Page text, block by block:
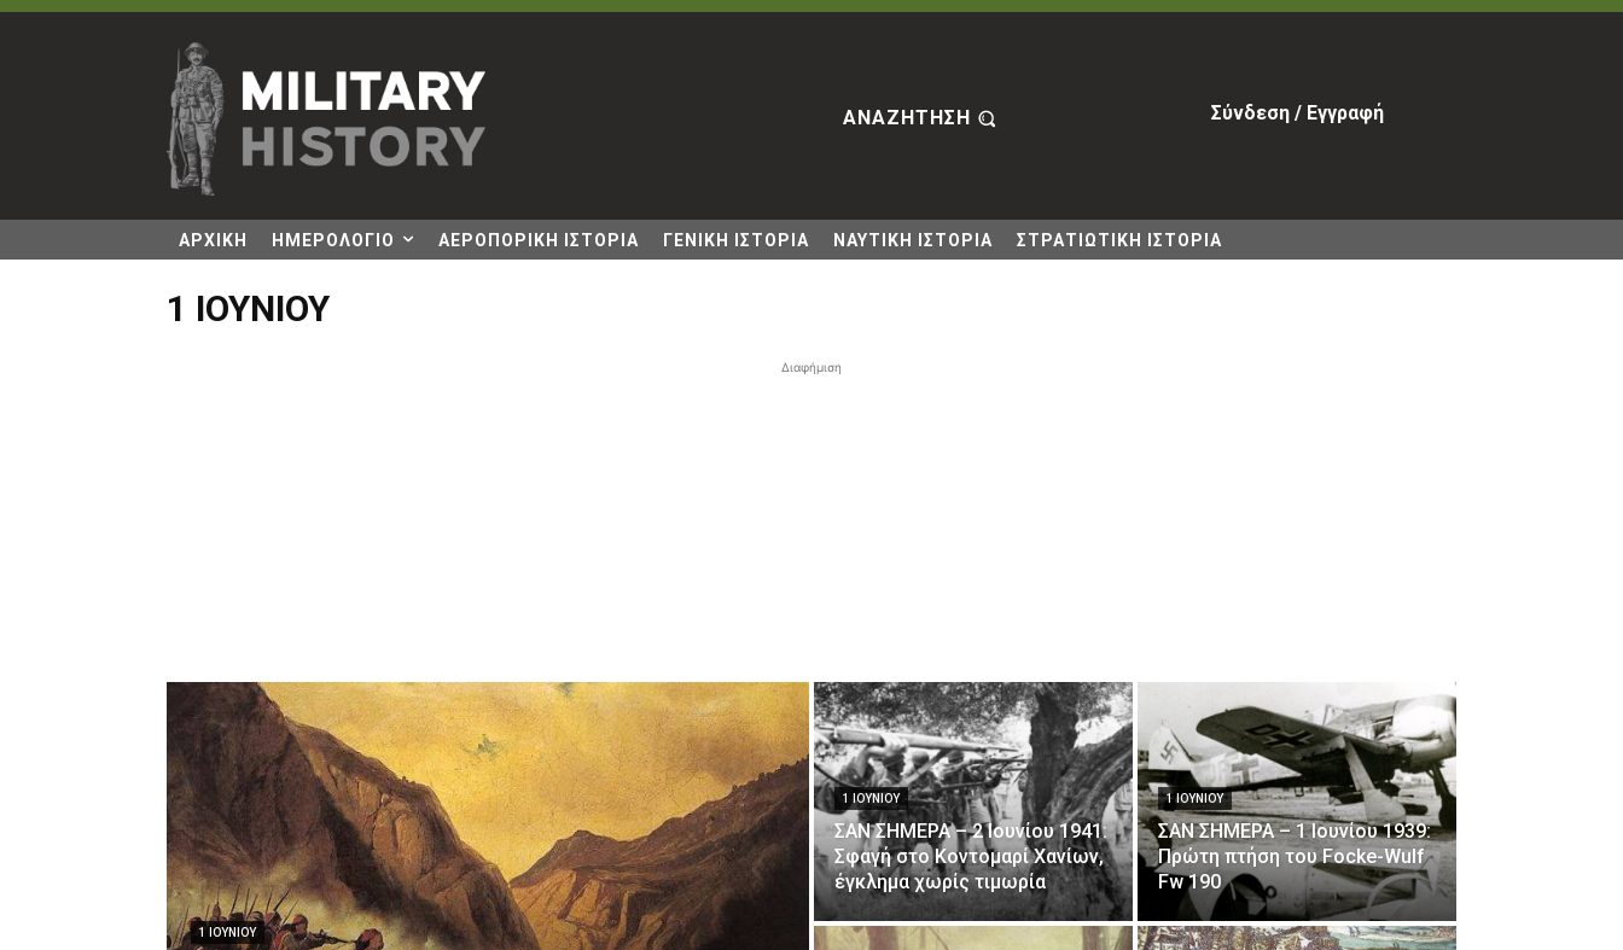
ΑΝΑΖΗΤΗΣΗ Σύνδεση / Εγγραφή
ΑΡΧΙΚΗ ΗΜΕΡΟΛΟΓΙΟ ΑΕΡΟΠΟΡΙΚΗ ΙΣΤΟΡΙΑ ΓΕΝΙΚΗ ΙΣΤΟΡΙΑ ΝΑΥΤΙΚΗ ΙΣΤΟΡΙΑ ΣΤΡΑΤΙΩΤΙΚΗ ΙΣΤΟΡΙΑ
1 ΙΟΥΝΊΟΥ
Διαφήμιση
1 ΙΟΥΝΊΟΥ
1 ΙΟΥΝΊΟΥ
ΣΑΝ ΣΗΜΕΡΑ – 2 Ιουνίου 1941:
Σφαγή στο Κοντομαρί Χανίων,
έγκλημα χωρίς τιμωρία
1 ΙΟΥΝΊΟΥ
ΣΑΝ ΣΗΜΕΡΑ – 1 Ιουνίου 1939:
Πρώτη πτήση του Focke-Wulf
Fw 190